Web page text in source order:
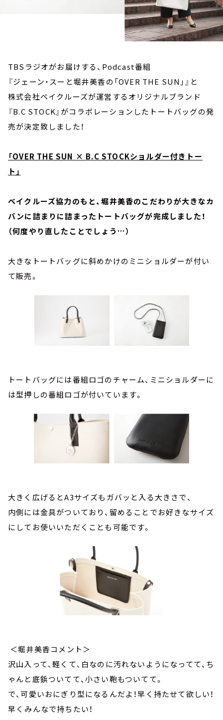
TBSラジオがお届けする、Podcast番組
『ジェーン・スーと堀井美香の「OVER THE SUN」』と
株式会社ベイクルーズが運営するオリジナルブランド
『B.C STOCK』がコラボレーションしたトートバッグの発
売が決定致しました！
「OVER THE SUN × B.C STOCKショルダー付きトー
ト」
ベイクルーズ協力のもと、堀井美香のこだわりが大きなカ
バンに詰まりに詰まったトートバッグが完成しました！
（何度やり直したことでしょう…）
大きなトートバッグに斜めかけのミニショルダーが付い
て販売。
トートバッグには番組ロゴのチャーム、ミニショルダーに
は型押しの番組ロゴが付いています。
大きく広げるとA3サイズもガバッと入る大きさで、
内側には金具がついており、留めることでお好きなサイズ
にしてお使いいただくことも可能です。
＜堀井美香コメント＞
沢山入って、軽くて、白なのに汚れないようになってて、ち
ゃんと底鋲ついてて、小さい鞄もついてて。
で、可愛いおにぎり型になるんだよ！早く持たせて欲しい！
早くみんなで持ちたい！